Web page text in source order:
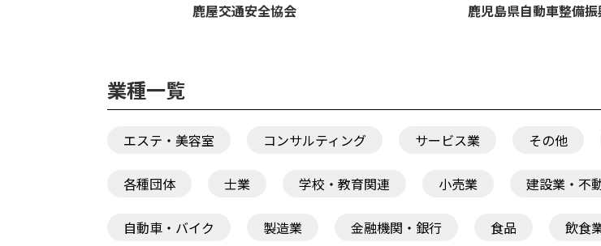
鹿屋交通安全協会 鹿児島県自動車整備
業種一覧
エステ・美容室 コンサルティング サービス業 その他
各種団体 士業 学校・教育関連 小売業 建設業・不
自動車・バイク 製造業 金融機関・銀行 食品 飲食